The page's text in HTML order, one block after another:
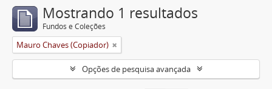
Mostrando 1 resultados
Fundos e Coleções
Mauro Chaves (Copiador)
Opções de pesquisa avançada